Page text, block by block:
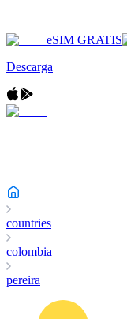
eSIM GRATIS
Descarga
countries
colombia
pereira